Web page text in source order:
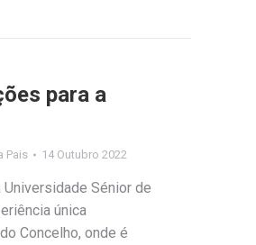
para a
Pais 14 Outubro 2022
Sénior de
única
Concelho, onde é